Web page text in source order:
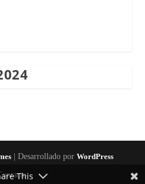
| Desarrollado por WordPress
This